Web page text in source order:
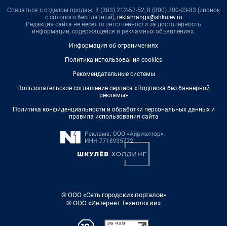
Связаться с отделом продаж: 8 (383) 212-52-52, 8 (800) 200-03-83 (звонок
с сотового бесплатный), reklamangs@shkulev.ru
Редакция сайта не несет ответственности за достоверность
информации, содержащейся в рекламных объявлениях.
Информация об ограничениях
Политика использования cookies
Рекомендательные системы
Пользовательское соглашение сервиса «Подписка без баннерной
рекламы»
Политика конфиденциальности и обработки персональных данных и
правила использования сайта
© ООО «Сеть городских порталов»
© ООО «Интернет Технологии»